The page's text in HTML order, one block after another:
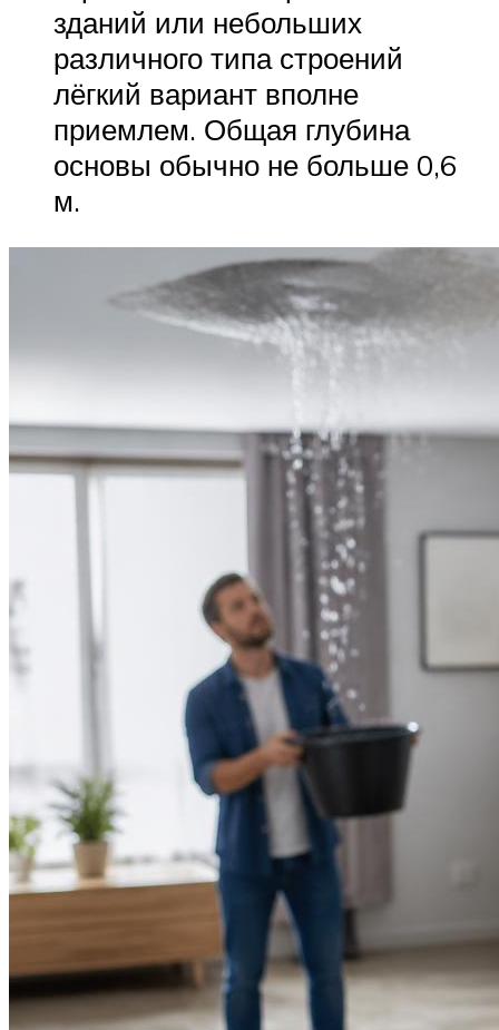
зданий или небольших
различного типа строений
лёгкий вариант вполне
приемлем. Общая глубина
основы обычно не больше 0,6
м.